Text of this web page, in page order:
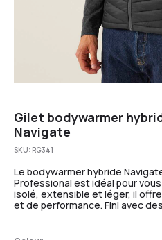
Gilet bodywarmer
Navigate
SKU: RG341
Le bodywarmer hybride
Professional est idéal pour
isolé, extensible et léger, il
et de performance. Fini avec